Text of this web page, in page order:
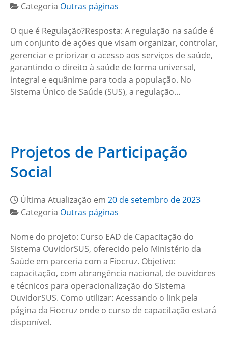
Categoria Outras páginas
O que é Regulação?Resposta: A regulação na saúde é
um conjunto de ações que visam organizar, controlar,
gerenciar e priorizar o acesso aos serviços de saúde,
garantindo o direito à saúde de forma universal,
integral e equânime para toda a população. No
Sistema Único de Saúde (SUS), a regulação…
Projetos de Participação
Social
Última Atualização em 20 de setembro de 2023
Categoria Outras páginas
Nome do projeto: Curso EAD de Capacitação do
Sistema OuvidorSUS, oferecido pelo Ministério da
Saúde em parceria com a Fiocruz. Objetivo:
capacitação, com abrangência nacional, de ouvidores
e técnicos para operacionalização do Sistema
OuvidorSUS. Como utilizar: Acessando o link pela
página da Fiocruz onde o curso de capacitação estará
disponível.